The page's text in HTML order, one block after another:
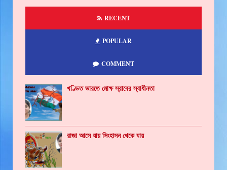
RECENT
POPULAR
COMMENT
খণ্ডিত ভারতে মোক্ষ স্রাবের স্বাধীনতা
রাজা আসে যায় সিংহাসন থেকে যায়